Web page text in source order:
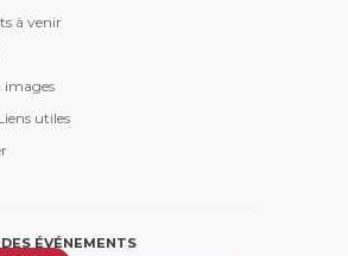
à venir
images
utiles
ÉVÉNEMENTS